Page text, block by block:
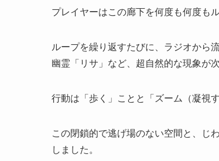
プレイヤーはこの廊下を何度も何度も
ループを繰り返すたびに、ラジオから
幽霊「リサ」など、超自然的な現象が
行動は「歩く」ことと「ズーム（凝視
この閉鎖的で逃げ場のない空間と、じ
しました。